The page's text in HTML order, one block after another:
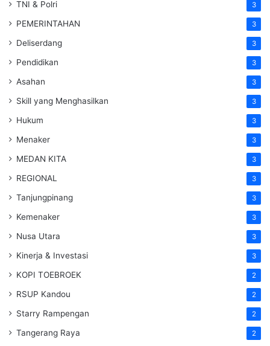
TNI & Polri 3
PEMERINTAHAN 3
Deliserdang 3
Pendidikan 3
Asahan 3
Skill yang Menghasilkan 3
Hukum 3
Menaker 3
MEDAN KITA 3
REGIONAL 3
Tanjungpinang 3
Kemenaker 3
Nusa Utara 3
Kinerja & Investasi 3
KOPI TOEBROEK 2
RSUP Kandou 2
Starry Rampengan 2
Tangerang Raya 2